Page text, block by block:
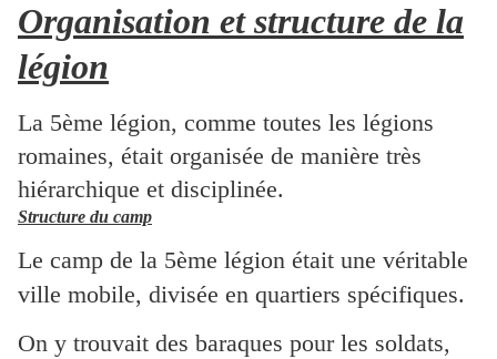
Organisation et structure de la
légion
La 5ème légion, comme toutes les légions
romaines, était organisée de manière très
hiérarchique et disciplinée.
Structure du camp
Le camp de la 5ème légion était une véritable
ville mobile, divisée en quartiers spécifiques.
On y trouvait des baraques pour les soldats,